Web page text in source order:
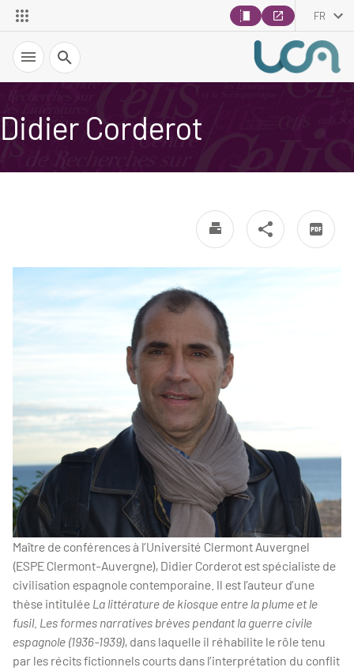
FR
Recherche
Didier Corderot
Maître de conférences à l’Université Clermont Auvergnel
(ESPE Clermont-Auvergne), Didier Corderot est spécialiste de
civilisation espagnole contemporaine. Il est l’auteur d’une
thèse intitulée La littérature de kiosque entre la plume et le
fusil. Les formes narratives brèves pendant la guerre civile
espagnole (1936-1939), dans laquelle il réhabilite le rôle tenu
par les récits fictionnels courts dans l’interprétation du conflit